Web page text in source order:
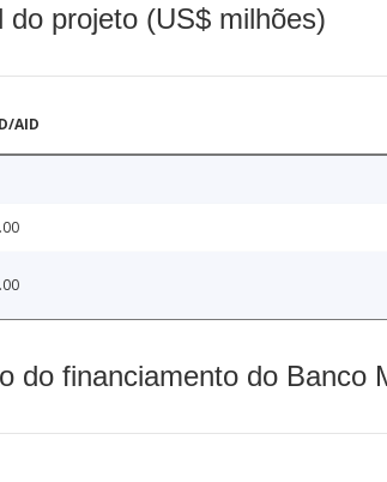
do projeto (US$ milhões)
AID
do financiamento do